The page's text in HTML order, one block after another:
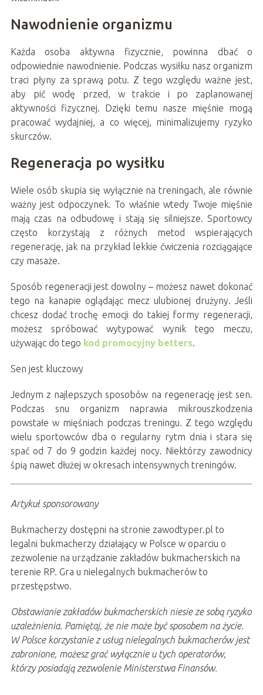
Nawodnienie organizmu
Każda osoba aktywna fizycznie, powinna dbać o
odpowiednie nawodnienie. Podczas wysiłku nasz organizm
traci płyny za sprawą potu. Z tego względu ważne jest,
aby pić wodę przed, w trakcie i po zaplanowanej
aktywności fizycznej. Dzięki temu nasze mięśnie mogą
pracować wydajniej, a co więcej, minimalizujemy ryzyko
skurczów.
Regeneracja po wysiłku
Wiele osób skupia się wyłącznie na treningach, ale równie
ważny jest odpoczynek. To właśnie wtedy Twoje mięśnie
mają czas na odbudowę i stają się silniejsze. Sportowcy
często korzystają z różnych metod wspierających
regenerację, jak na przykład lekkie ćwiczenia rozciągające
czy masaże.
Sposób regeneracji jest dowolny – możesz nawet dokonać
tego na kanapie oglądając mecz ulubionej drużyny. Jeśli
chcesz dodać trochę emocji do takiej formy regeneracji,
możesz spróbować wytypować wynik tego meczu,
używając do tego kod promocyjny betters.
Sen jest kluczowy
Jednym z najlepszych sposobów na regenerację jest sen.
Podczas snu organizm naprawia mikrouszkodzenia
powstałe w mięśniach podczas treningu. Z tego względu
wielu sportowców dba o regularny rytm dnia i stara się
spać od 7 do 9 godzin każdej nocy. Niektórzy zawodnicy
śpią nawet dłużej w okresach intensywnych treningów.
Artykuł sponsorowany
Bukmacherzy dostępni na stronie zawodtyper.pl to
legalni bukmacherzy działający w Polsce w oparciu o
zezwolenie na urządzanie zakładów bukmacherskich na
terenie RP. Gra u nielegalnych bukmacherów to
przestępstwo.
Obstawianie zakładów bukmacherskich niesie ze sobą ryzyko
uzależnienia. Pamiętaj, że nie może być sposobem na życie.
W Polsce korzystanie z usług nielegalnych bukmacherów jest
zabronione, możesz grać wyłącznie u tych operatorów,
którzy posiadają zezwolenie Ministerstwa Finansów.